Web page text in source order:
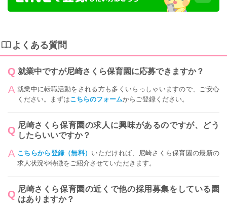
よくある質問
就業中ですが尼崎さくら保育園に応募できますか？
就業中に転職活動をされる方も多くいらっしゃいますので、ご安心
ください。まずはこちらのフォームからご登録ください。
尼崎さくら保育園の求人に興味があるのですが、どう
したらいいですか？
こちらから登録（無料） いただければ、尼崎さくら保育園の最新の
求人状況や特徴をご紹介させていただきます。
尼崎さくら保育園の近くで他の採用募集をしている園
はありますか？